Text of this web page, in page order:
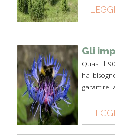
Gli
Quasi il
ha
garantire